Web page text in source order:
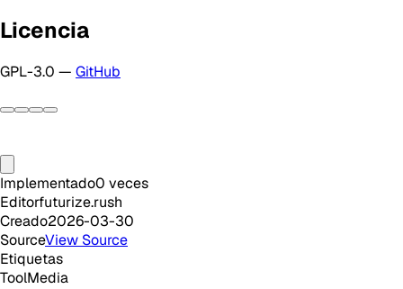
Licencia
GPL-3.0 — GitHub
Implementado0 veces
Editorfuturize.rush
Creado2026-03-30
SourceView Source
Etiquetas
ToolMedia